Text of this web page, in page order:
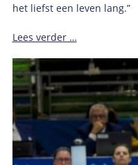
het liefst een leven lang.”
Lees verder …